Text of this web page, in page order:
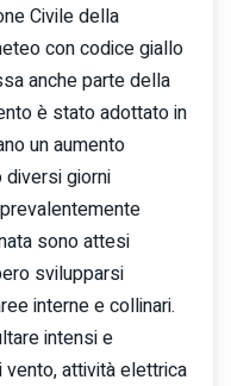
Civile della
con codice giallo
anche parte della
è stato adottato in
un aumento
giorni
sono attesi
svilupparsi
interne e collinari.
intensi e
attività elettrica